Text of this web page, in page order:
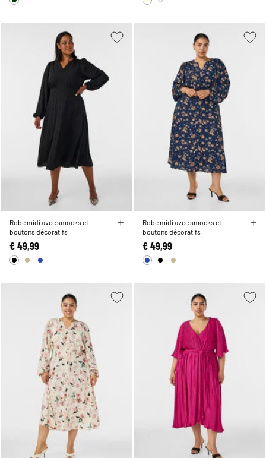
Robe midi avec smocks et
boutons décoratifs
€ 49,99
Robe midi avec smocks et
boutons décoratifs
€ 49,99